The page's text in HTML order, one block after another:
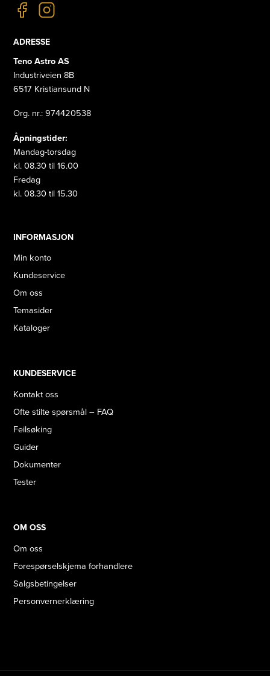
ADRESSE
Teno Astro AS
Industriveien 8B
6517 Kristiansund N
Org. nr.: 974420538
Åpningstider:
Mandag-torsdag
kl. 08.30 til 16.00
Fredag
kl. 08.30 til 15.30
INFORMASJON
Min konto
Kundeservice
Om oss
Temasider
Kataloger
KUNDESERVICE
Kontakt oss
Ofte stilte spørsmål – FAQ
Feilsøking
Guider
Dokumenter
Tester
OM OSS
Om oss
Forespørselskjema forhandlere
Salgsbetingelser
Personvernerklæring